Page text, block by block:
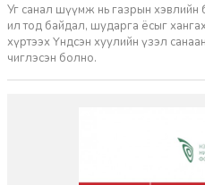
Уг санал шүүмж нь газрын
ил тод байдал, шударга ёсыг
хүртээх Үндсэн хуулийн үзэл
чиглэсэн болно.